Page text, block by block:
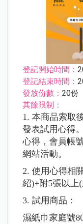
登記開始時間：
登記結束時間：
發放份數： 20份
其餘限制：
1. 本商品索取
發表試用心得
心得，會員帳
網站活動。
2. 使用心得相
紹)+附5張以上(
3. 試用商品：
濕紙巾 家庭號